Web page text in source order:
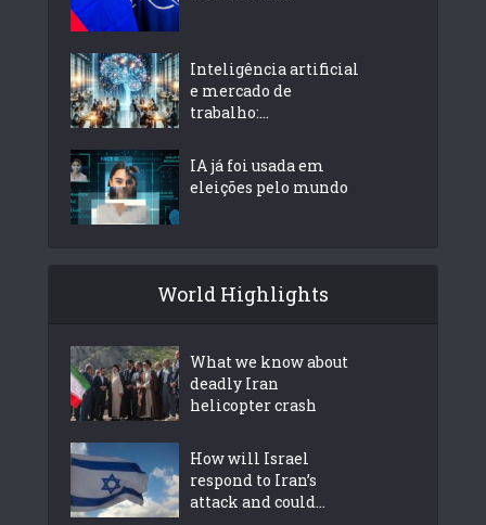
Inteligência artificial
e mercado de
trabalho:...
IA já foi usada em
eleições pelo mundo
World Highlights
What we know about
deadly Iran
helicopter crash
How will Israel
respond to Iran’s
attack and could...